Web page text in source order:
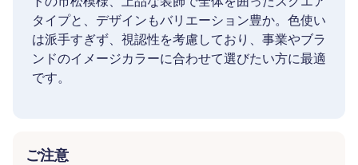
タイプと、デザインもバリエーション豊か。色使い
は派手すぎず、視認性を考慮しており、事業やブラ
ンドのイメージカラーに合わせて選びたい方に最適
です。
ご注意